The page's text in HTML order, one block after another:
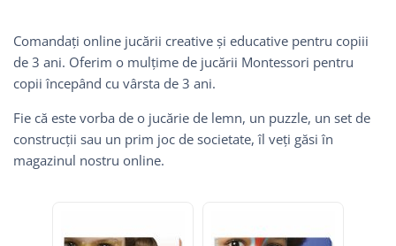
Comandați online jucării creative și educative pentru copiii
de 3 ani. Oferim o mulțime de jucării Montessori pentru
copii începând cu vârsta de 3 ani.
Fie că este vorba de o jucărie de lemn, un puzzle, un set de
construcții sau un prim joc de societate, îl veți găsi în
magazinul nostru online.